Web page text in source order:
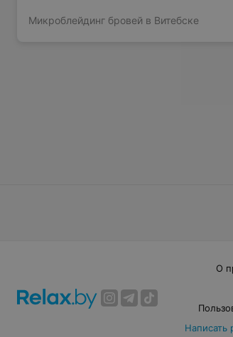
Микроблейдинг бровей в Витебске
О
Написать